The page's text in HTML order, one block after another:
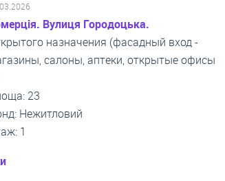
Вулиця Городоцька.
назначения (фасадный вход -
салоны, аптеки, открытые офисы
23
Нежитловий
1